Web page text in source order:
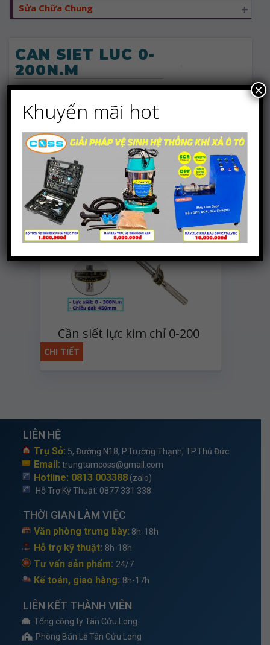
Sửa Chữa Chung
+
CAN SIET LUC 0-
200N.M
Mặc định
12
Cần siết lực kim chỉ 0-200
N.m
CHI TIẾT
LIÊN HỆ
Trụ Sở: 5, Đường N18, P.Trường Thạnh, TP.Thủ Đức
Email: trungtamcoss@gmail.com
Hotline: 0813 003388(zalo)
Hỗ Trợ Kỹ Thuật: 0877 331 338
THỜI GIAN LÀM VIỆC
Văn phòng trưng bày: 8h-18h
Hỗ trợ kỹ thuật: 8h-18h
Tư vấn sản phẩm: 24/7
Kế toán, giao hàng: 8h-17h
LIÊN KẾT THÀNH VIÊN
Tổng công ty Tân Cửu Long
Phòng Bán Lẽ Tân Cửu Long
Khuyến mãi hot
×